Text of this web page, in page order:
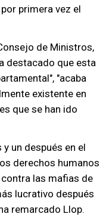
primera vez el
de Ministros,
destacado que esta
"acaba
existente en
que se han ido
un después en el
derechos humanos
las mafias de
lucrativo después
remarcado Llop.